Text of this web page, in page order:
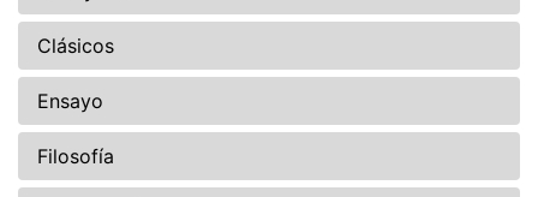
Clásicos
Ensayo
Filosofía